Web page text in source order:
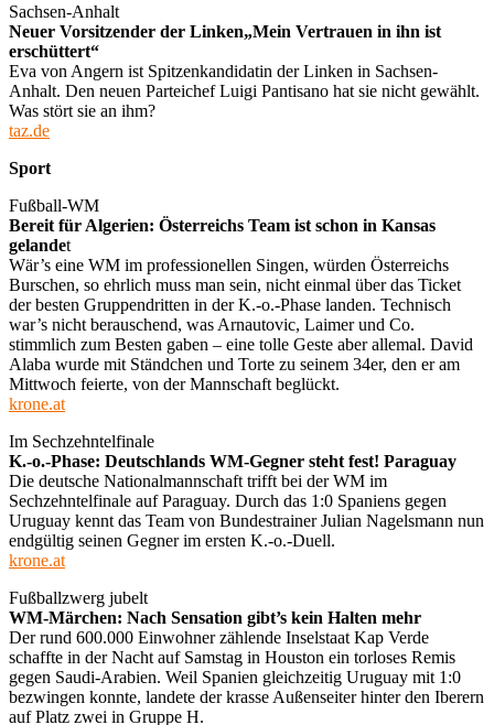
Sachsen-Anhalt
Neuer Vorsitzender der Linken„Mein Vertrauen in ihn ist
erschüttert“
Eva von Angern ist Spitzenkandidatin der Linken in Sachsen-
Anhalt. Den neuen Parteichef Luigi Pantisano hat sie nicht gewählt.
Was stört sie an ihm?
taz.de
Sport
Fußball-WM
Bereit für Algerien: Österreichs Team ist schon in Kansas
gelandet
Wär’s eine WM im professionellen Singen, würden Österreichs
Burschen, so ehrlich muss man sein, nicht einmal über das Ticket
der besten Gruppendritten in der K.-o.-Phase landen. Technisch
war’s nicht berauschend, was Arnautovic, Laimer und Co.
stimmlich zum Besten gaben – eine tolle Geste aber allemal. David
Alaba wurde mit Ständchen und Torte zu seinem 34er, den er am
Mittwoch feierte, von der Mannschaft beglückt.
krone.at
Im Sechzehntelfinale
K.-o.-Phase: Deutschlands WM-Gegner steht fest! Paraguay
Die deutsche Nationalmannschaft trifft bei der WM im
Sechzehntelfinale auf Paraguay. Durch das 1:0 Spaniens gegen
Uruguay kennt das Team von Bundestrainer Julian Nagelsmann nun
endgültig seinen Gegner im ersten K.-o.-Duell.
krone.at
Fußballzwerg jubelt
WM-Märchen: Nach Sensation gibt’s kein Halten mehr
Der rund 600.000 Einwohner zählende Inselstaat Kap Verde
schaffte in der Nacht auf Samstag in Houston ein torloses Remis
gegen Saudi-Arabien. Weil Spanien gleichzeitig Uruguay mit 1:0
bezwingen konnte, landete der krasse Außenseiter hinter den Iberern
auf Platz zwei in Gruppe H.